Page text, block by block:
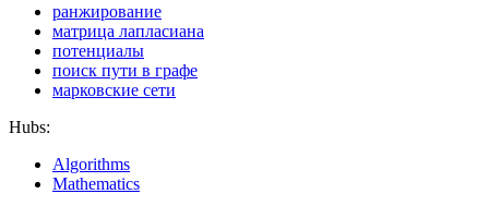
ранжирование
матрица лапласиана
потенциалы
поиск пути в графе
марковские сети
Hubs:
Algorithms
Mathematics